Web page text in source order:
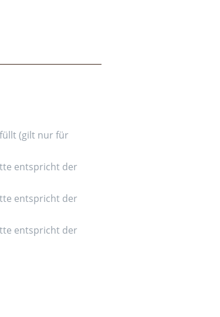
(gilt nur für
entspricht der
entspricht der
entspricht der